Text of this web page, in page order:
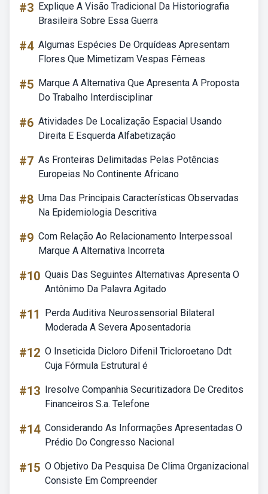
#3 Explique A Visão Tradicional Da Historiografia
Brasileira Sobre Essa Guerra
#4 Algumas Espécies De Orquídeas Apresentam
Flores Que Mimetizam Vespas Fêmeas
#5 Marque A Alternativa Que Apresenta A Proposta
Do Trabalho Interdisciplinar
#6 Atividades De Localização Espacial Usando
Direita E Esquerda Alfabetização
#7 As Fronteiras Delimitadas Pelas Potências
Europeias No Continente Africano
#8 Uma Das Principais Características Observadas
Na Epidemiologia Descritiva
#9 Com Relação Ao Relacionamento Interpessoal
Marque A Alternativa Incorreta
#10 Quais Das Seguintes Alternativas Apresenta O
Antônimo Da Palavra Agitado
#11
Perda Auditiva Neurossensorial Bilateral
Moderada A Severa Aposentadoria
#12 O Inseticida Dicloro Difenil Tricloroetano Ddt
Cuja Fórmula Estrutural é
#13 Iresolve Companhia Securitizadora De Creditos
Financeiros S.a. Telefone
#14 Considerando As Informações Apresentadas O
Prédio Do Congresso Nacional
#15 O Objetivo Da Pesquisa De Clima Organizacional
Consiste Em Compreender